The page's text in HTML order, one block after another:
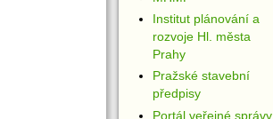
Institut plánování a
rozvoje Hl. města
Prahy
Pražské stavební
předpisy
Portál veřejné správy